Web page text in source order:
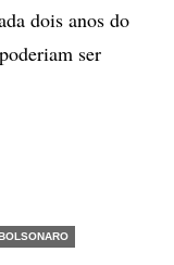
dois anos do
ser